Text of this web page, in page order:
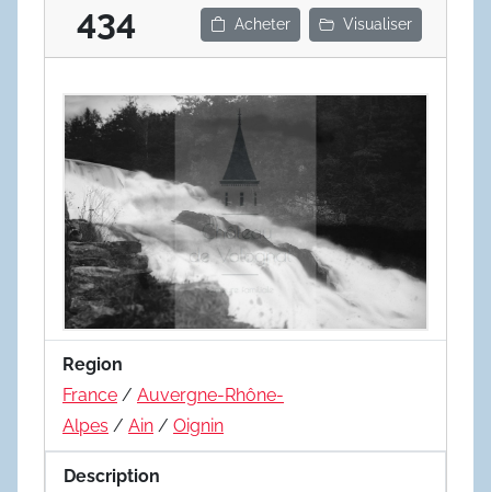
434 Acheter Visualiser
Region
France / Auvergne-Rhône-
Alpes / Ain / Oignin
Description